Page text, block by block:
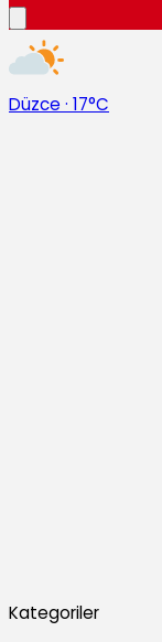
Düzce · 17°C
Kategoriler